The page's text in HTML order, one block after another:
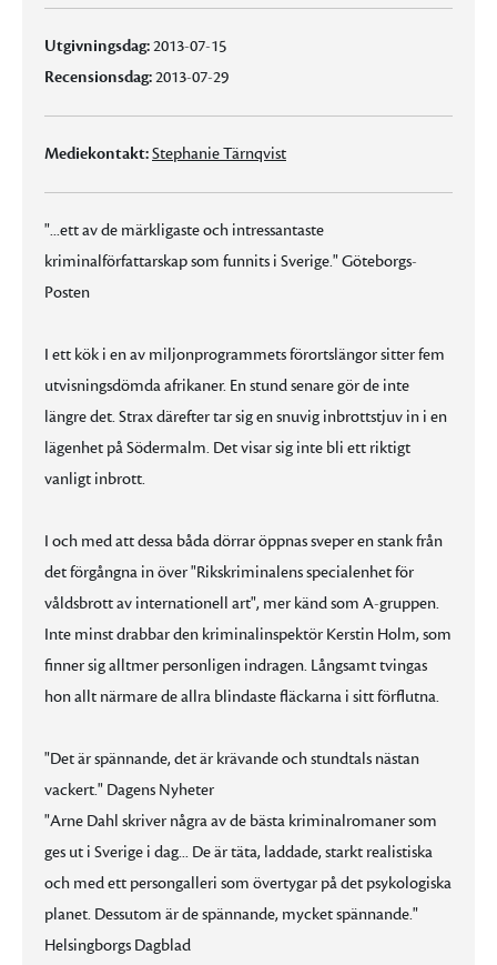
Utgivningsdag:2013-07-15
Recensionsdag:2013-07-29
Mediekontakt:Stephanie Tärnqvist
"...ett av de märkligaste och intressantaste
kriminalförfattarskap som funnits i Sverige." Göteborgs-
Posten
I ett kök i en av miljonprogrammets förortslängor sitter fem
utvisningsdömda afrikaner. En stund senare gör de inte
längre det. Strax därefter tar sig en snuvig inbrottstjuv in i en
lägenhet på Södermalm. Det visar sig inte bli ett riktigt
vanligt inbrott.
I och med att dessa båda dörrar öppnas sveper en stank från
det förgångna in över "Rikskriminalens specialenhet för
våldsbrott av internationell art", mer känd som A-gruppen.
Inte minst drabbar den kriminalinspektör Kerstin Holm, som
finner sig alltmer personligen indragen. Långsamt tvingas
hon allt närmare de allra blindaste fläckarna i sitt förflutna.
"Det är spännande, det är krävande och stundtals nästan
vackert." Dagens Nyheter
"Arne Dahl skriver några av de bästa kriminalromaner som
ges ut i Sverige i dag... De är täta, laddade, starkt realistiska
och med ett persongalleri som övertygar på det psykologiska
planet. Dessutom är de spännande, mycket spännande."
Helsingborgs Dagblad